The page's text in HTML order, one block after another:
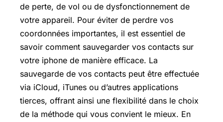
de perte, de vol ou de dysfonctionnement de
votre appareil. Pour éviter de perdre vos
coordonnées importantes, il est essentiel de
savoir comment sauvegarder vos contacts sur
votre iphone de manière efficace. La
sauvegarde de vos contacts peut être effectuée
via iCloud, iTunes ou d’autres applications
tierces, offrant ainsi une flexibilité dans le choix
de la méthode qui vous convient le mieux. En